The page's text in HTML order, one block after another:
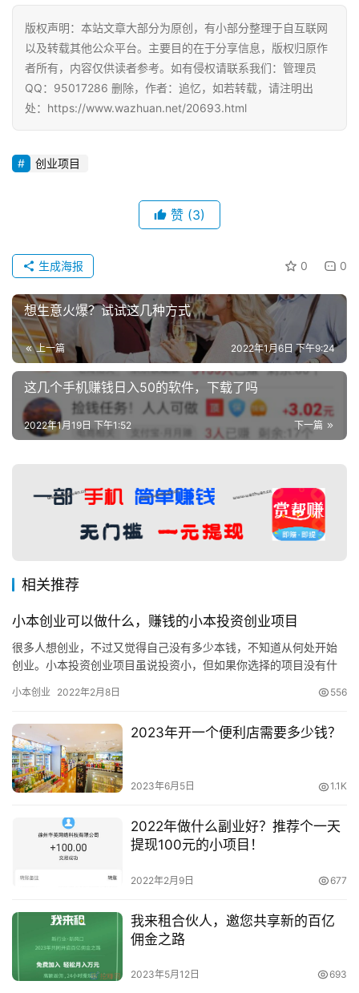
版权声明：本站文章大部分为原创，有小部分整理于自互联网
以及转载其他公众平台。主要目的在于分享信息，版权归原作
者所有，内容仅供读者参考。如有侵权请联系我们：管理员
QQ：95017286 删除，作者：追忆，如若转载，请注明出
处：https://www.wazhuan.net/20693.html
创业项目
赞 (3)
0 0
生成海报
想生意火爆？试试这几种方式
上一篇 2022年1月6日 下午9:24
这几个手机赚钱日入50的软件，下载了吗
下一篇
2022年1月19日 下午1:52
相关推荐
小本创业可以做什么，赚钱的小本投资创业项目
很多人想创业，不过又觉得自己没有多少本钱，不知道从何处开始
创业。小本投资创业项目虽说投资小，但如果你选择的项目没有什
享几个…
小本创业 2022年2月8日 556
2023年开一个便利店需要多少钱？
2023年6月5日 1.1K
2022年做什么副业好？推荐个一天
提现100元的小项目！
2022年2月9日 677
我来租合伙人，邀您共享新的百亿
佣金之路
2023年5月12日 693